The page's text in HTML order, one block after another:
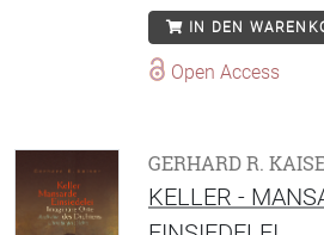
IN DEN
Open Access
GERHARD R.
KELLER -